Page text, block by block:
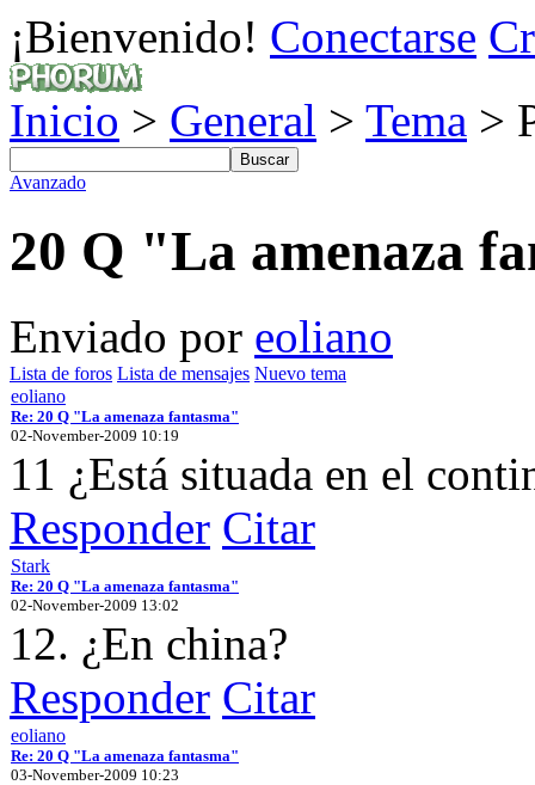
¡Bienvenido! Conectarse
Inicio > General > Tema >
Avanzado
20 Q "La amenaza
Enviado por eoliano
Lista de foros Lista de mensajes Nuevo tema
eoliano
Re: 20 Q "La amenaza fantasma"
02-November-2009 10:19
11 ¿Está situada en el
Responder Citar
Stark
Re: 20 Q "La amenaza fantasma"
02-November-2009 13:02
12. ¿En china?
Responder Citar
eoliano
Re: 20 Q "La amenaza fantasma"
03-November-2009 10:23